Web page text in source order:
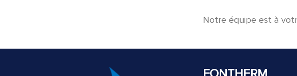
Notre équipe est à